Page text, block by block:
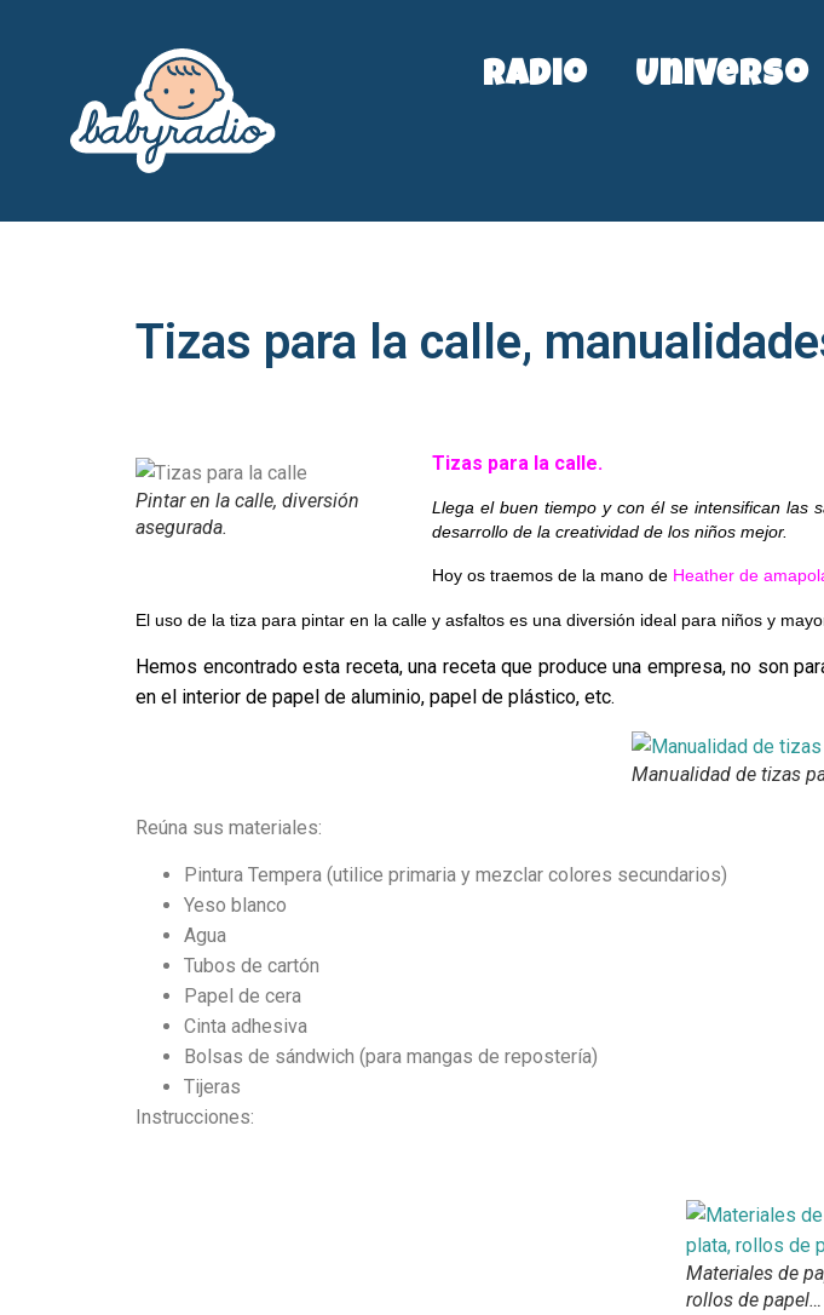
Radio Universo
Tizas para la calle,
Pintar en la calle, diversión
asegurada.
Tizas para la calle.
Llega el buen tiempo y con él se intensifican las
desarrollo de la creatividad de los niños mejor.
Hoy os traemos de la mano de Heather de
El uso de la tiza para pintar en la calle y asfaltos es una diversión ideal para niños y
Hemos encontrado esta receta, una receta que produce una empresa, no son
en el interior de papel de aluminio, papel de plástico, etc.
Manualidad de tizas
Reúna sus materiales:
Pintura Tempera (utilice primaria y mezclar colores secundarios)
Yeso blanco
Agua
Tubos de cartón
Papel de cera
Cinta adhesiva
Bolsas de sándwich (para mangas de repostería)
Tijeras
Instrucciones:
Materiales de
rollos de papel…